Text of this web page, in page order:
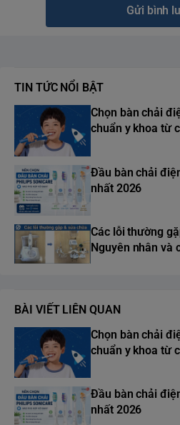
Gửi bình
TIN TỨC NỔI BẬT
Chọn bàn chải
chuẩn y khoa từ
Đầu bàn chải
nhất 2026
Các lỗi thường
Nguyên nhân và
BÀI VIẾT LIÊN QUAN
Chọn bàn chải
chuẩn y khoa từ
Đầu bàn chải
nhất 2026